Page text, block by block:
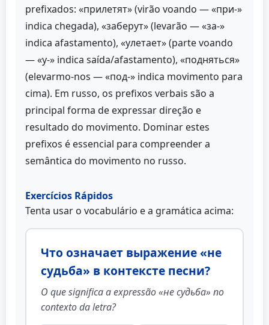
prefixados: «прилетят» (virão voando — «при-»
indica chegada), «заберут» (levarão — «за-»
indica afastamento), «улетает» (parte voando
— «у-» indica saída/afastamento), «подняться»
(elevarmo-nos — «под-» indica movimento para
cima). Em russo, os prefixos verbais são a
principal forma de expressar direção e
resultado do movimento. Dominar estes
prefixos é essencial para compreender a
semântica do movimento no russo.
Exercícios Rápidos
Tenta usar o vocabulário e a gramática acima:
Что означает выражение «не
судьба» в контексте песни?
O que significa a expressão «не судьба» no
contexto da letra?